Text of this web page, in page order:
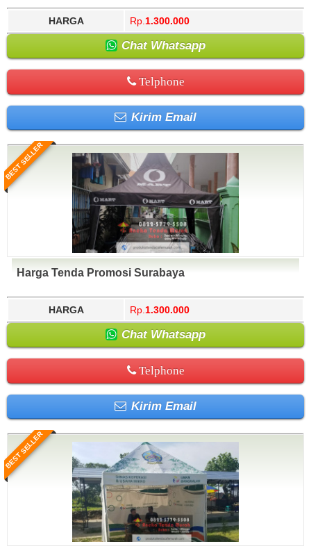
HARGA Rp. 1.300.000
Chat Whatsapp
Telphone
Kirim Email
BEST SELLER
Harga Tenda Promosi Surabaya
HARGA Rp. 1.300.000
Chat Whatsapp
Telphone
Kirim Email
BEST SELLER